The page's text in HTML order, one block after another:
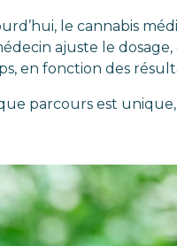
le cannabis
ajuste le
en fonction des
parcours est unique,